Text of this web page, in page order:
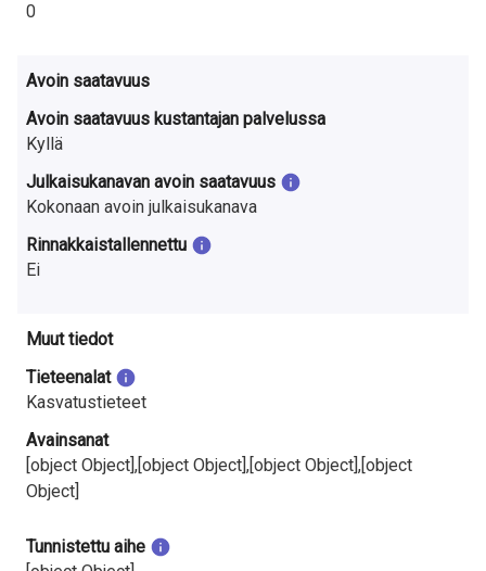
0
Avoin saatavuus
Avoin saatavuus kustantajan palvelussa
Kyllä
Julkaisukanavan avoin saatavuus
Kokonaan avoin julkaisukanava
Rinnakkaistallennettu
Ei
Muut tiedot
Tieteenalat
Kasvatustieteet
Avainsanat
[object Object],[object Object],[object Object],[object
Object]
Tunnistettu aihe